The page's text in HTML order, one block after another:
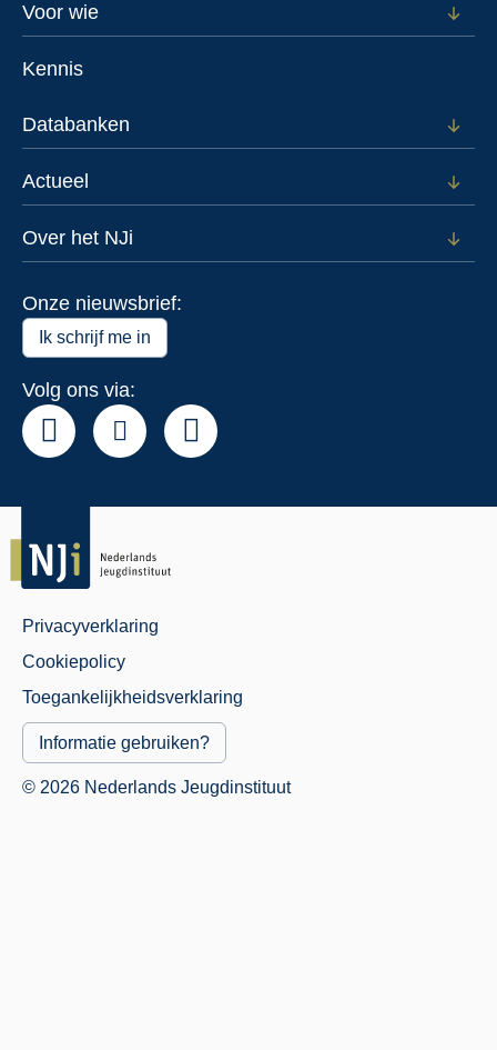
Footer
Voor wie
Open
Kennis
Databanken
Open
voor
Actueel
Open
voor
Over het NJi
Open
Onze nieuwsbrief:
Ik schrijf me in
Volg ons via:
Juridisch
Menu
Privacyverklaring
Cookiepolicy
Toegankelijkheidsverklaring
Informatie gebruiken?
© 2026 Nederlands Jeugdinstituut